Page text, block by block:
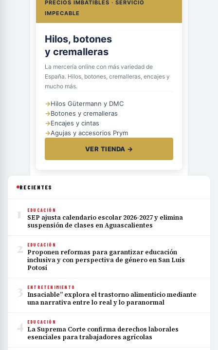
PRECIOS IMBATIBLES · SERVICIO
IMPECABLE
Hilos, botones
y cremalleras
La mercería online con más variedad de
España. Hilos, botones, cremalleras, encajes y
mucho más.
→Hilos Gütermann y DMC
→Botones y cremalleras
→Encajes y cintas
→Agujas y accesorios Prym
VER TIENDA →
RECIENTES
1 EDUCACIÓN
SEP ajusta calendario escolar 2026-2027 y elimina
suspensión de clases en Aguascalientes
2 EDUCACIÓN
Proponen reformas para garantizar educación
inclusiva y con perspectiva de género en San Luis
Potosí
3 ENTRETENIMIENTO
Insaciable” explora el trastorno alimenticio mediante
una narrativa entre lo real y lo paranormal
4 EDUCACIÓN
La Suprema Corte confirma derechos laborales
esenciales para trabajadores agrícolas